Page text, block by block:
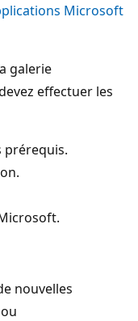
Microsoft
galerie
effectuer les
prérequis.
nouvelles